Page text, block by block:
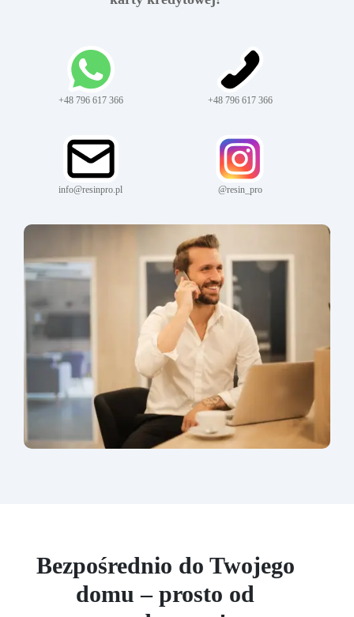
+48 796 617 366 +48 796 617 366
info@resinpro.pl @resin_pro
Bezpośrednio do Twojego
domu – prosto od